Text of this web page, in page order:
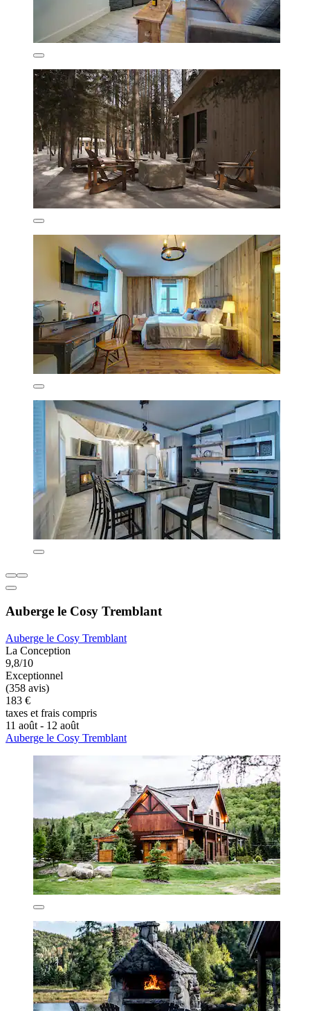
Auberge le Cosy Tremblant
Auberge le Cosy Tremblant
La Conception
9,8/10
Exceptionnel
(358 avis)
183 €
taxes et frais compris
11 août - 12 août
Auberge le Cosy Tremblant